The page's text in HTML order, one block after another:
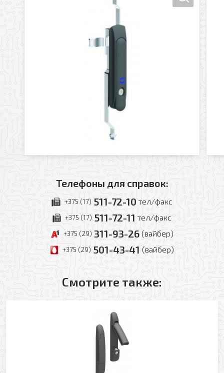
Телефоны для справок:
+375 (17) 511-72-10 тел/факс
+375 (17) 511-72-11 тел/факс
+375 (29) 311-93-26 (вайбер)
+375 (29) 501-43-41 (вайбер)
Смотрите также:
Заказать обратный звонок